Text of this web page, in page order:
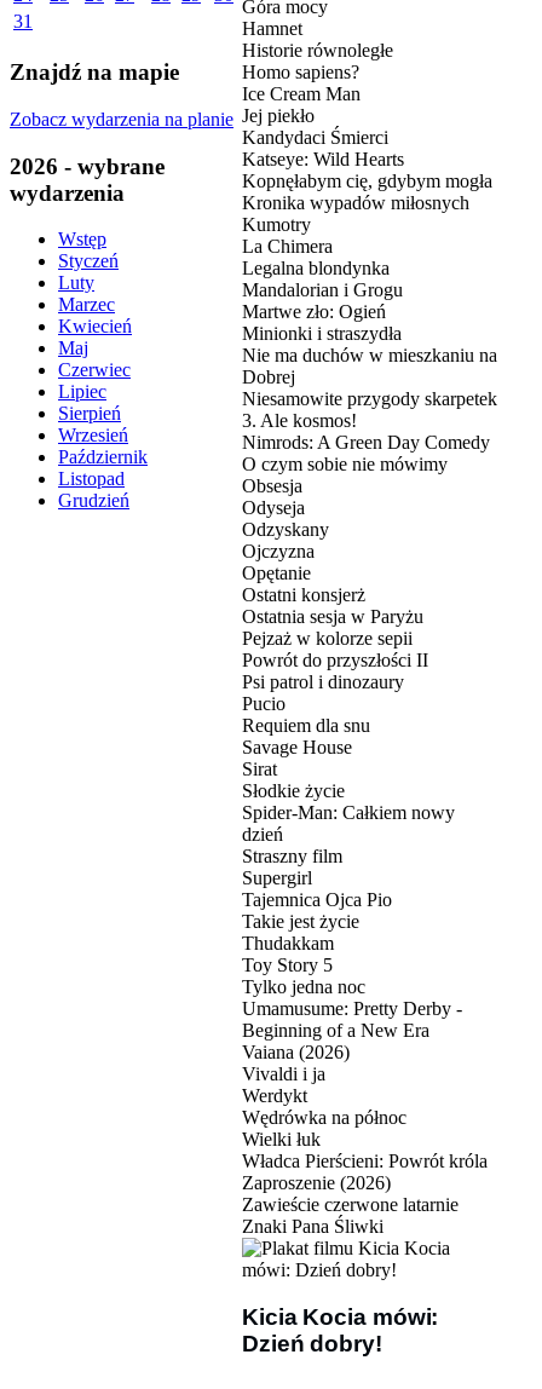
31
Znajdź na mapie
Zobacz wydarzenia na planie
2026 - wybrane
wydarzenia
Wstęp
Styczeń
Luty
Marzec
Kwiecień
Maj
Czerwiec
Lipiec
Sierpień
Wrzesień
Październik
Listopad
Grudzień
Góra mocy
Hamnet
Historie równoległe
Homo sapiens?
Ice Cream Man
Jej piekło
Kandydaci Śmierci
Katseye: Wild Hearts
Kopnęłabym cię, gdybym mogła
Kronika wypadów miłosnych
Kumotry
La Chimera
Legalna blondynka
Mandalorian i Grogu
Martwe zło: Ogień
Minionki i straszydła
Nie ma duchów w mieszkaniu na
Dobrej
Niesamowite przygody skarpetek
3. Ale kosmos!
Nimrods: A Green Day Comedy
O czym sobie nie mówimy
Obsesja
Odyseja
Odzyskany
Ojczyzna
Opętanie
Ostatni konsjerż
Ostatnia sesja w Paryżu
Pejzaż w kolorze sepii
Powrót do przyszłości II
Psi patrol i dinozaury
Pucio
Requiem dla snu
Savage House
Sirat
Słodkie życie
Spider-Man: Całkiem nowy
dzień
Straszny film
Supergirl
Tajemnica Ojca Pio
Takie jest życie
Thudakkam
Toy Story 5
Tylko jedna noc
Umamusume: Pretty Derby -
Beginning of a New Era
Vaiana (2026)
Vivaldi i ja
Werdykt
Wędrówka na północ
Wielki łuk
Władca Pierścieni: Powrót króla
Zaproszenie (2026)
Zawieście czerwone latarnie
Znaki Pana Śliwki
Kicia Kocia mówi:
Dzień dobry!